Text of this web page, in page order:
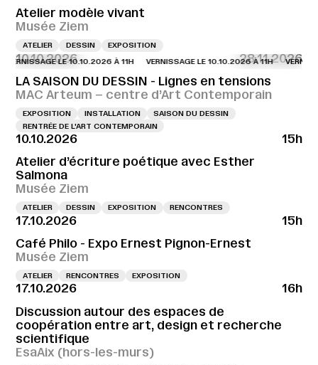
Atelier modèle vivant
Musée Ziem
ATELIER DESSIN EXPOSITION
10.10.2026 28.11.2026
LE 10.10.2026 À 11H VERNISSAGE LE 10.10.2026 À 11H VERNISSAGE
LA SAISON DU DESSIN - Lignes en tensions
MAC Arteum – centre d’Art Contemporain
EXPOSITION INSTALLATION
SAISON DU DESSIN
RENTRÉE DE L'ART CONTEMPORAIN
10.10.2026
15h
Atelier d’écriture poétique avec Esther
Salmona
Musée Ziem
ATELIER DESSIN EXPOSITION RENCONTRES
17.10.2026
15h
Café Philo - Expo Ernest Pignon-Ernest
Musée Ziem
ATELIER RENCONTRES EXPOSITION
17.10.2026
16h
Discussion autour des espaces de
coopération entre art, design et recherche
scientifique
EsaAix (hors-les-murs)